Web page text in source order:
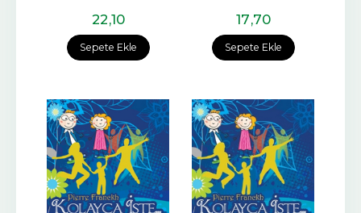
Sepete Ekle
22,10
Sepete Ekle
17,70